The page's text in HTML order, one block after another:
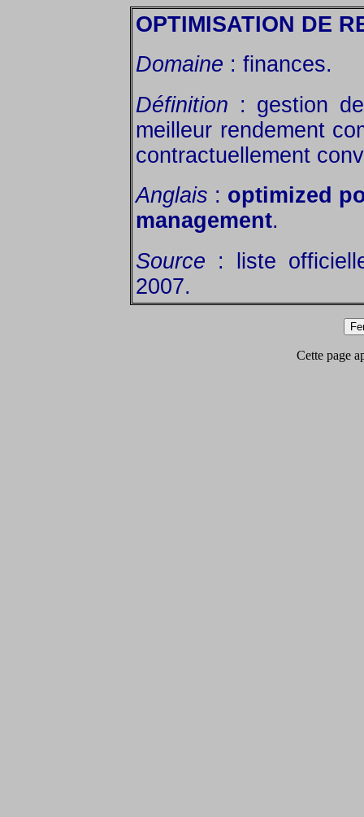
OPTIMISATION DE
Domaine : finances.
Définition : gestion
meilleur rendement
contractuellement
Anglais : optimized
management.
Source : liste
2007.
Cette page